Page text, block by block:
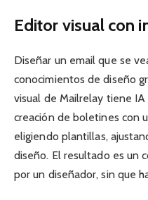
Editor visual con
Diseñar un email que se
conocimientos de diseño
visual de Mailrelay tiene
creación de boletines con
eligiendo plantillas,
diseño. El resultado es un
por un diseñador, sin que